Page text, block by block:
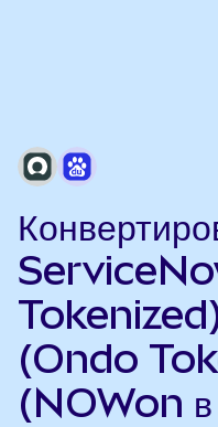
(Ondo
(NOWon